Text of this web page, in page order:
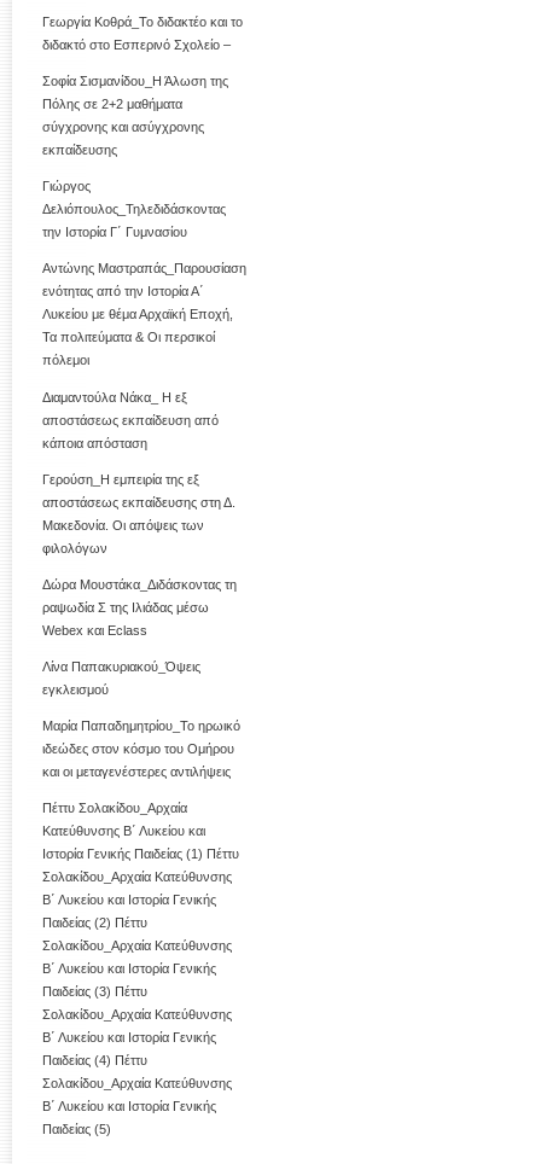
Γεωργία Κοθρά_Το διδακτέο και το
διδακτό στο Εσπερινό Σχολείο –
Σοφία Σισμανίδου_Η Άλωση της
Πόλης σε 2+2 μαθήματα
σύγχρονης και ασύγχρονης
εκπαίδευσης
Γιώργος
Δελιόπουλος_Τηλεδιδάσκοντας
την Ιστορία Γ΄ Γυμνασίου
Αντώνης Μαστραπάς_Παρουσίαση
ενότητας από την Ιστορία Α΄
Λυκείου με θέμα Αρχαϊκή Εποχή,
Τα πολιτεύματα & Οι περσικοί
πόλεμοι
Διαμαντούλα Νάκα_ Η εξ
αποστάσεως εκπαίδευση από
κάποια απόσταση
Γερούση_Η εμπειρία της εξ
αποστάσεως εκπαίδευσης στη Δ.
Μακεδονία. Οι απόψεις των
φιλολόγων
Δώρα Μουστάκα_Διδάσκοντας τη
ραψωδία Σ της Ιλιάδας μέσω
Webex και Eclass
Λίνα Παπακυριακού_Όψεις
εγκλεισμού
Μαρία Παπαδημητρίου_Το ηρωικό
ιδεώδες στον κόσμο του Ομήρου
και οι μεταγενέστερες αντιλήψεις
Πέττυ Σολακίδου_Αρχαία
Κατεύθυνσης Β΄ Λυκείου και
Ιστορία Γενικής Παιδείας (1) Πέττυ
Σολακίδου_Αρχαία Κατεύθυνσης
Β΄ Λυκείου και Ιστορία Γενικής
Παιδείας (2) Πέττυ
Σολακίδου_Αρχαία Κατεύθυνσης
Β΄ Λυκείου και Ιστορία Γενικής
Παιδείας (3) Πέττυ
Σολακίδου_Αρχαία Κατεύθυνσης
Β΄ Λυκείου και Ιστορία Γενικής
Παιδείας (4) Πέττυ
Σολακίδου_Αρχαία Κατεύθυνσης
Β΄ Λυκείου και Ιστορία Γενικής
Παιδείας (5)